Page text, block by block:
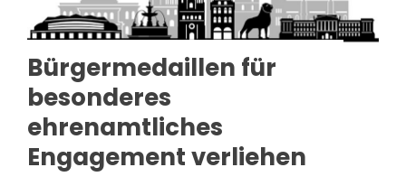
Bürgermedaillen für
besonderes
ehrenamtliches
Engagement verliehen